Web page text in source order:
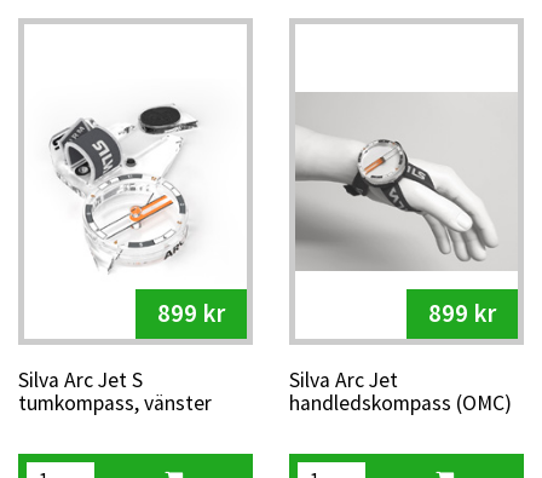
899 kr
Silva Arc Jet S
tumkompass, vänster
899 kr
Silva Arc Jet
handledskompass (OMC)